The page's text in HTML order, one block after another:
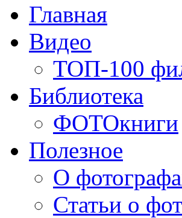
Главная
Видео
ТОП-100
Библиотека
ФОТОкниги
Полезное
О
Статьи о